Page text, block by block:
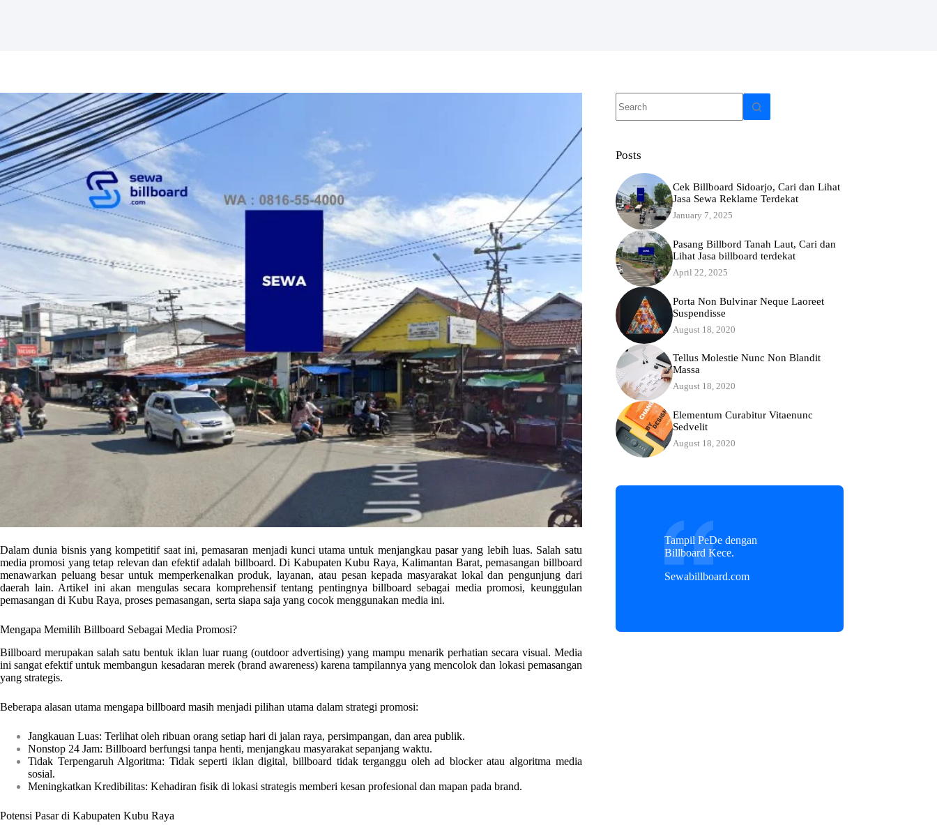
Dalam dunia bisnis yang kompetitif saat ini, pemasaran menjadi kunci utama untuk menjangkau pasar yang lebih luas. Salah satu
media promosi yang tetap relevan dan efektif adalah billboard. Di Kabupaten Kubu Raya, Kalimantan Barat, pemasangan billboard
menawarkan peluang besar untuk memperkenalkan produk, layanan, atau pesan kepada masyarakat lokal dan pengunjung dari
daerah lain. Artikel ini akan mengulas secara komprehensif tentang pentingnya billboard sebagai media promosi, keunggulan
pemasangan di Kubu Raya, proses pemasangan, serta siapa saja yang cocok menggunakan media ini.
Mengapa Memilih Billboard Sebagai Media Promosi?
Billboard merupakan salah satu bentuk iklan luar ruang (outdoor advertising) yang mampu menarik perhatian secara visual. Media
ini sangat efektif untuk membangun kesadaran merek (brand awareness) karena tampilannya yang mencolok dan lokasi pemasangan
yang strategis.
Beberapa alasan utama mengapa billboard masih menjadi pilihan utama dalam strategi promosi:
Jangkauan Luas: Terlihat oleh ribuan orang setiap hari di jalan raya, persimpangan, dan area publik.
Nonstop 24 Jam: Billboard berfungsi tanpa henti, menjangkau masyarakat sepanjang waktu.
Tidak Terpengaruh Algoritma: Tidak seperti iklan digital, billboard tidak terganggu oleh ad blocker atau algoritma media
sosial.
Meningkatkan Kredibilitas: Kehadiran fisik di lokasi strategis memberi kesan profesional dan mapan pada brand.
Potensi Pasar di Kabupaten Kubu Raya
results
Posts
Cek Billboard Sidoarjo, Cari dan Lihat
Jasa Sewa Reklame Terdekat
January 7, 2025
Pasang Billbord Tanah Laut, Cari dan
Lihat Jasa billboard terdekat
April 22, 2025
Porta Non Bulvinar Neque Laoreet
Suspendisse
August 18, 2020
Tellus Molestie Nunc Non Blandit
Massa
August 18, 2020
Elementum Curabitur Vitaenunc
Sedvelit
August 18, 2020
Tampil PeDe dengan
Billboard Kece.
Sewabillboard.com